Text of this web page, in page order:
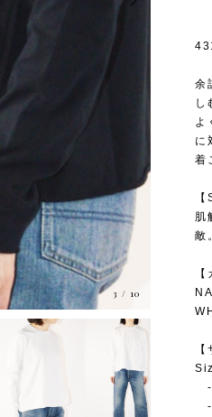
3 / 10
余
し
よ
に
着
肌
敵
-
-